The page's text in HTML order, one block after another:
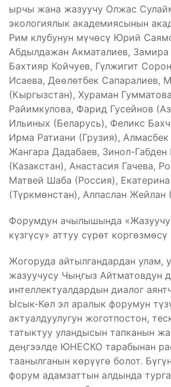
ырчы жана жазуучу Олжас
экологиялык академиясынын
Рим клубунун мүчөсү Юрий
Абдылдажан Акматалиев,
Бахтияр Койчуев, Гүлжигит
Исаева, Дөөлөтбек Сапаралиев,
(Кыргызстан), Хураман
Райимкулова, Фарид Гусейнов
Ильиных (Беларусь), Феликс
Ирма Ратиани (Грузия),
Жангара Дадабаев, Зинол-Габден
(Казакстан), Анастасия Гачева,
Матвей Шаба (Россия),
(Түркмөнстан), Алпаслан Жейлан
Форумдун ачылышында
күзгүсү» аттуу сүрөт коргөзмөсү
Жогоруда айтылгандардан улам,
жазуучусу Чыңгыз Айтматовдун
интеллектуалдардын диалог
Ысык-Көл эл аралык форумун
актуалдуулугун жоготпостон,
татыктуу уландысын тапканын
деңгээлде ЮНЕСКО тарабынан
таанылганын көрүүгө болот.
форум адамзаттын алдында